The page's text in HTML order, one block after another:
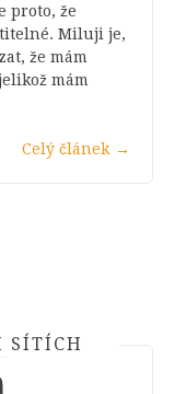
proto, že
Miluji je,
že mám
mám
Celý článek →
SÍTÍCH